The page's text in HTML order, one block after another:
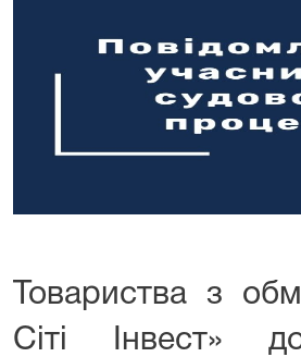
Товариства з
Сіті Інвест»